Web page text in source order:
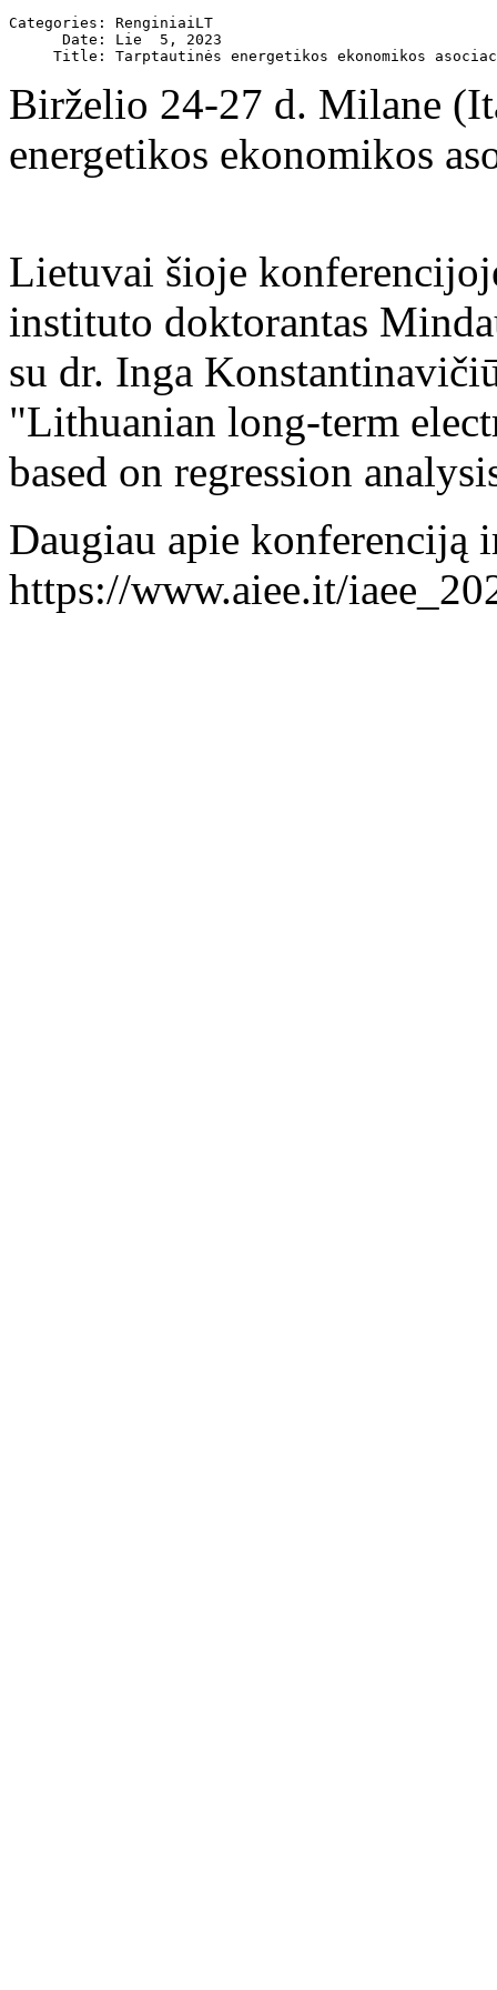
Categories: RenginiaiLT
      Date: Lie  5, 2023
Birželio 24-27 d. Milane
energetikos ekonomikos
Lietuvai šioje
instituto doktorantas
su dr. Inga
"Lithuanian long-term
based on regression
Daugiau apie konferenciją
https://www.aiee.it/